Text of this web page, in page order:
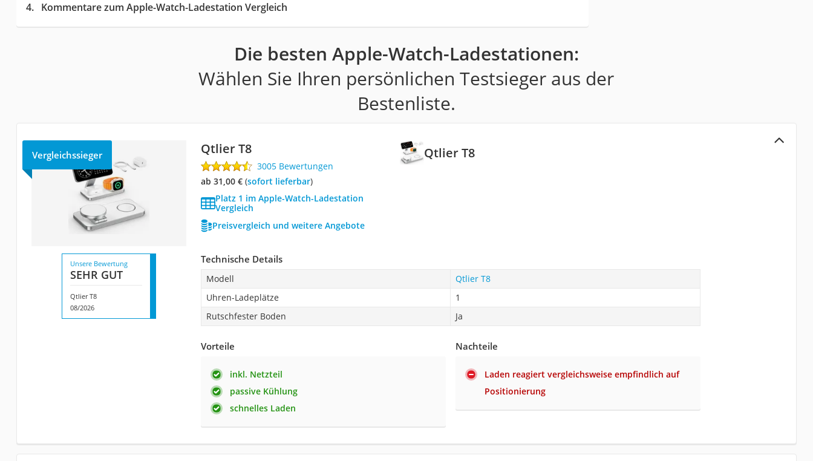
Kommentare zum Apple-Watch-Ladestation Vergleich
Die besten Apple-Watch-Ladestationen:
Wählen Sie Ihren persönlichen Testsieger aus der
Bestenliste.
Qtlier T8
Vergleichssieger Qtlier T8
3005 Bewertungen
ab 31,00 €( Sofort lieferbar)
Platz 1 im Apple-Watch-Ladestation
Vergleich
Preisvergleich und weitere Angebote
Unsere Bewertung
SEHR GUT
Qtlier T8
08/2026
Technische Details
Modell
Qtlier T8
Uhren-Ladeplätze
1
Rutschfester Boden
Ja
Vorteile
inkl. Netzteil
passive Kühlung
schnelles Laden
Nachteile
Laden reagiert vergleichsweise empfindlich auf
Positionierung